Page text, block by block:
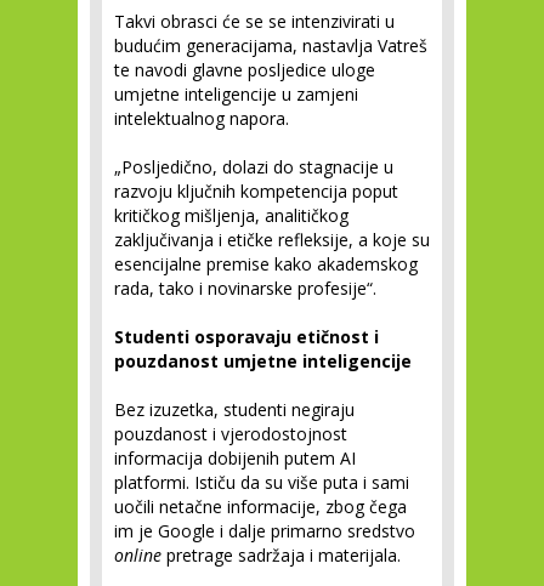
Takvi obrasci će se se intenzivirati u
budućim generacijama, nastavlja Vatreš
te navodi glavne posljedice uloge
umjetne inteligencije u zamjeni
intelektualnog napora.
„Posljedično, dolazi do stagnacije u
razvoju ključnih kompetencija poput
kritičkog mišljenja, analitičkog
zaključivanja i etičke refleksije, a koje su
esencijalne premise kako akademskog
rada, tako i novinarske profesije“.
Studenti osporavaju etičnost i
pouzdanost umjetne inteligencije
Bez izuzetka, studenti negiraju
pouzdanost i vjerodostojnost
informacija dobijenih putem AI
platformi. Ističu da su više puta i sami
uočili netačne informacije, zbog čega
im je Google i dalje primarno sredstvo
online pretrage sadržaja i materijala.